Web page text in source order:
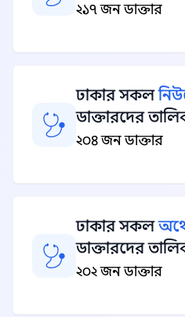
২১৭ জন ডাক্তার
ঢাকার সকল
ডাক্তারদের
২০৪ জন ডাক্তার
ঢাকার সকল
ডাক্তারদের
২০২ জন ডাক্তার